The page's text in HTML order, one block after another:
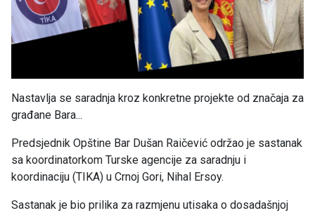
Nastavlja se saradnja kroz konkretne projekte od značaja za
građane Bara...
Predsjednik Opštine Bar Dušan Raičević održao je sastanak
sa koordinatorkom Turske agencije za saradnju i
koordinaciju (TIKA) u Crnoj Gori, Nihal Ersoy.
Sastanak je bio prilika za razmjenu utisaka o dosadašnjoj